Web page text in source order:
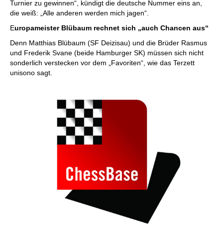
Turnier zu gewinnen“, kündigt die deutsche Nummer eins an,
die weiß: „Alle anderen werden mich jagen“.
Europameister Blübaum rechnet sich „auch Chancen aus“
Denn Matthias Blübaum (SF Deizisau) und die Brüder Rasmus
und Frederik Svane (beide Hamburger SK) müssen sich nicht
sonderlich verstecken vor dem „Favoriten“, wie das Terzett
unisono sagt.